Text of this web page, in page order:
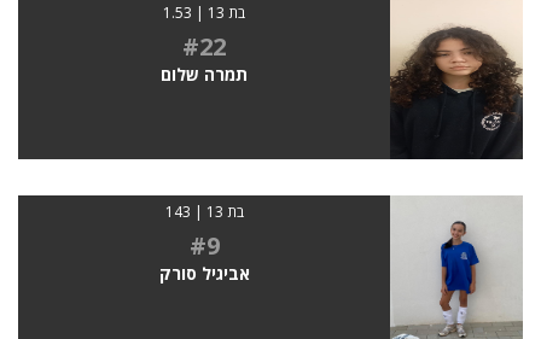
בת 13 | 1.53
#22
תמרה שלום
בת 13 | 143
#9
אביגיל סורק